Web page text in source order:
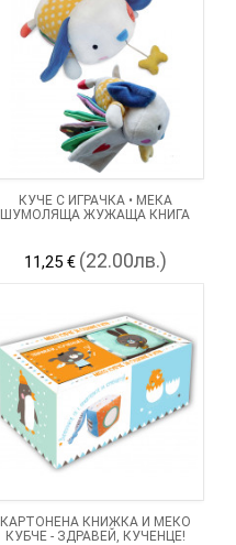
КУЧЕ С ИГРАЧКА • МЕКА
ШУМОЛЯЩА ЖУЖАЩА КНИГА
11,25 € (22.00лв.)
КАРТОНЕНА КНИЖКА И МЕКО
КУБЧЕ - ЗДРАВЕЙ, КУЧЕНЦЕ!